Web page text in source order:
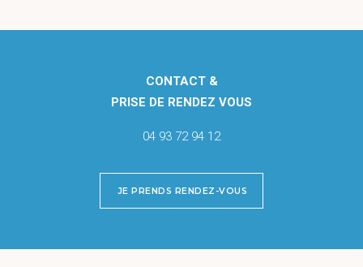
CONTACT &
PRISE DE RENDEZ VOUS
04 93 72 94 12
JE PRENDS RENDEZ-VOUS